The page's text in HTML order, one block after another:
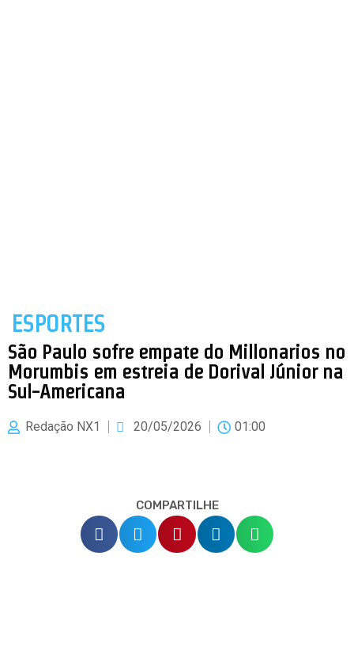
ESPORTES
São Paulo sofre empate do Millonarios no
Morumbis em estreia de Dorival Júnior na
Sul-Americana
Redação NX1 20/05/2026 01:00
COMPARTILHE